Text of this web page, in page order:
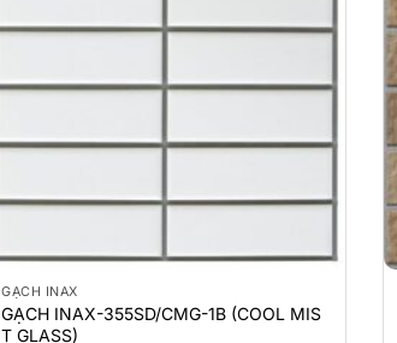
GẠCH INAX
GẠCH INAX-355SD/CMG-1B (COOL MIS
T GLASS)